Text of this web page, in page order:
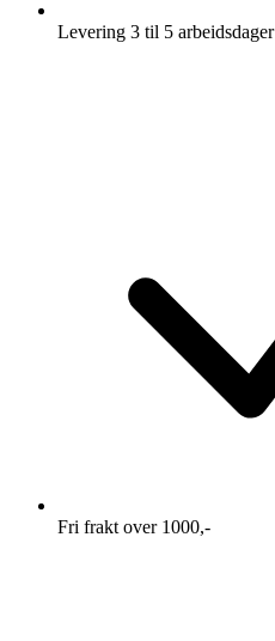
Levering 3 til 5 arbeidsdager
Fri frakt over 1000,-